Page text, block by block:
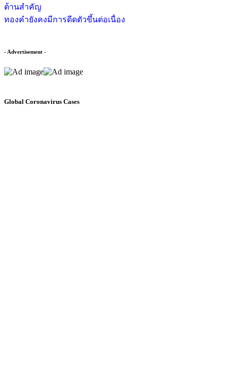
ต้านสำคัญ
ทองคำยังคงมีการดีดตัวขึ้นต่อเนื่อง
- Advertisement -
Global Coronavirus Cases